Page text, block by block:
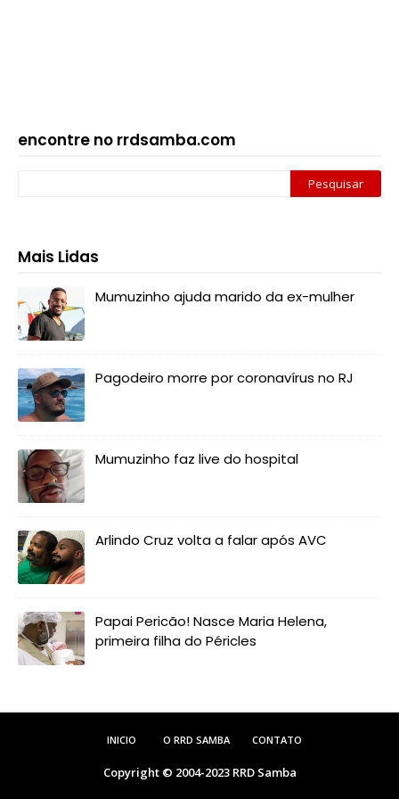
encontre no rrdsamba.com
Mais Lidas
Mumuzinho ajuda marido da ex-mulher
Pagodeiro morre por coronavírus no RJ
Mumuzinho faz live do hospital
Arlindo Cruz volta a falar após AVC
Papai Pericão! Nasce Maria Helena,
primeira filha do Péricles
INICIO O RRD SAMBA CONTATO
Copyright © 2004-2023 RRD Samba